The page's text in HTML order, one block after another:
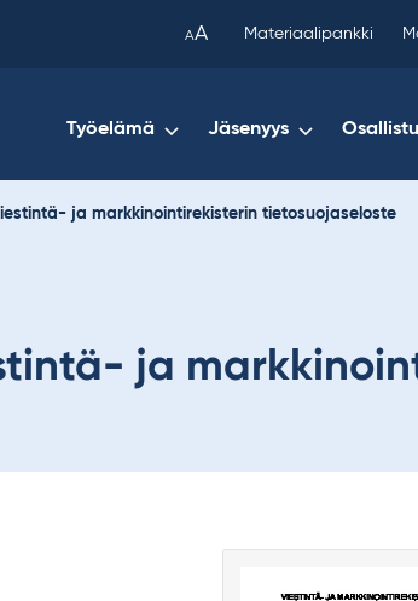
AA Materiaalipankki
Työelämä Jäsenyys Osallistu
ja markkinointirekisterin tietosuojaseloste
ja
copied
your
clipboard.)